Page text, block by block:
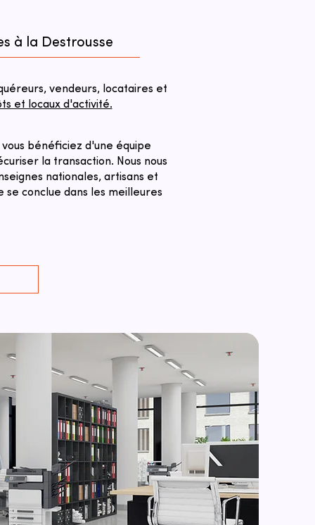
à la Destrousse
vendeurs, locataires et
et locaux d'activité.
bénéficiez d'une équipe
la transaction. ​Nous nous
nationales, artisans et
conclue dans les meilleures